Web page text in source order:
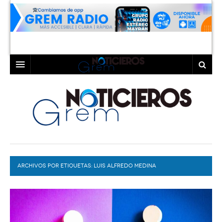
LAGUNA
TORREÓN
GÓMEZ PALACIO
LERDO
COAHUILA
DURANGO
DEPORTES
EXA
COLABORADORES
ARCHIVOS POR ETIQUETAS: LUIS ALFREDO MEDINA